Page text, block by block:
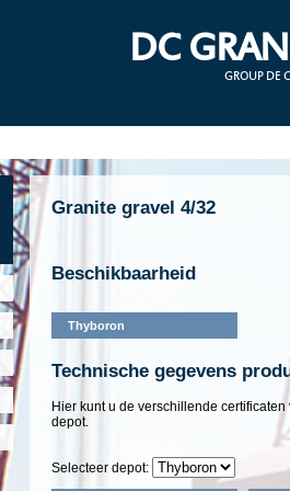
DC
GROUP DE
Granite gravel 4/32
Beschikbaarheid
Thyboron
Technische gegevens
Hier kunt u de verschillende
depot.
Selecteer depot: